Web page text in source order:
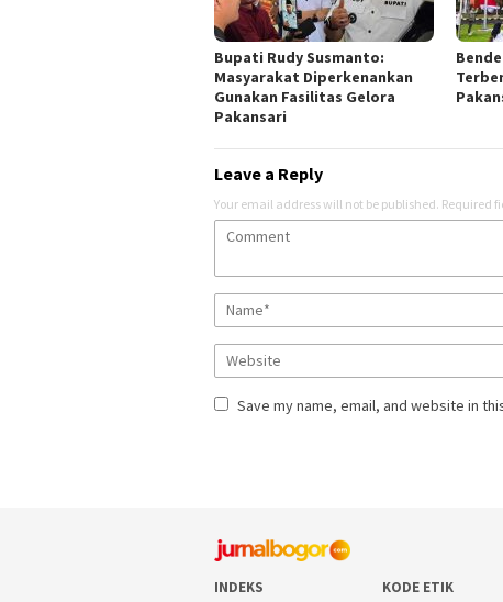
Bupati Rudy Susmanto:
Masyarakat Diperkenankan
Gunakan Fasilitas Gelora
Pakansari
Leave a Reply
Your email address will not be published. Required
Save my name, email, and website in
INDEKS KODE ETIK